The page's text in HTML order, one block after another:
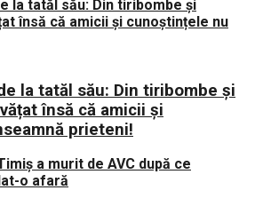
la tatăl său: Din tiribombe și
însă că amicii și
prieteni!